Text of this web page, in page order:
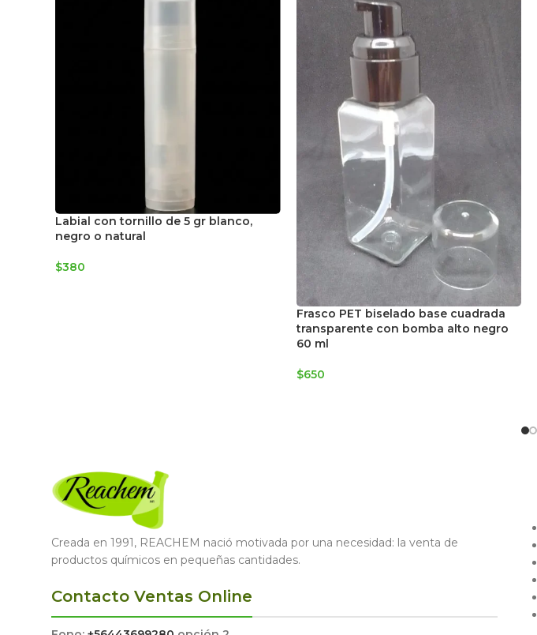
Labial con tornillo de 5 gr blanco,
negro o natural
$380
Frasco PET biselado base cuadrada
transparente con bomba alto negro
60 ml
$650
Creada en 1991, REACHEM nació motivada por una necesidad: la venta de
productos químicos en pequeñas cantidades.
Contacto Ventas Online